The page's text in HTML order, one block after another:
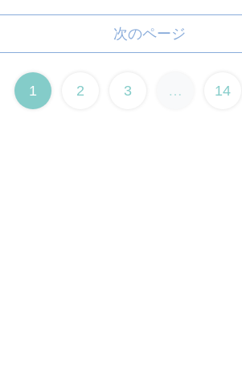
次のページ
1 2 3 … 14